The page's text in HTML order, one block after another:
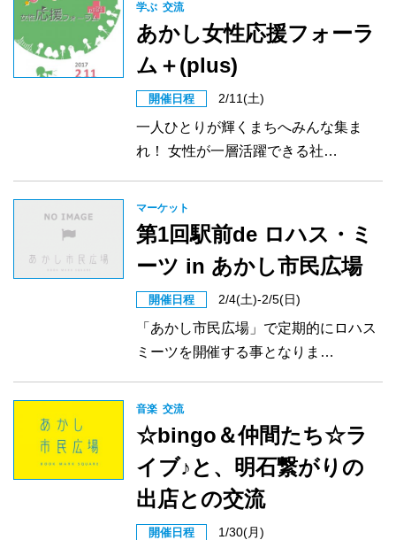
学ぶ 交流
あかし女性応援フォーラ
ム＋(plus)
開催日程 2/11(土)
一人ひとりが輝くまちへみんな集ま
れ！ 女性が一層活躍できる社…
マーケット
第1回駅前de ロハス・ミ
ーツ in あかし市民広場
開催日程 2/4(土)-2/5(日)
「あかし市民広場」で定期的にロハス
ミーツを開催する事となりま…
音楽 交流
☆bingo＆仲間たち☆ラ
イブ♪と、明石繋がりの
出店との交流
開催日程 1/30(月)